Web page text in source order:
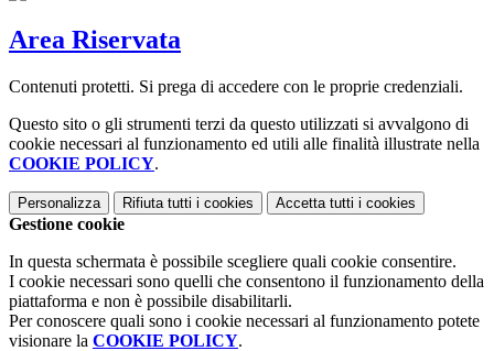
Area Riservata
Contenuti protetti. Si prega di accedere con le proprie credenziali.
Questo sito o gli strumenti terzi da questo utilizzati si avvalgono di
cookie necessari al funzionamento ed utili alle finalità illustrate nella
COOKIE POLICY.
Personalizza Rifiuta tutti i cookies Accetta tutti i cookies
Gestione cookie
In questa schermata è possibile scegliere quali cookie consentire.
I cookie necessari sono quelli che consentono il funzionamento della
piattaforma e non è possibile disabilitarli.
Per conoscere quali sono i cookie necessari al funzionamento potete
visionare la COOKIE POLICY.